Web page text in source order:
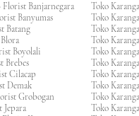
Florist Banjarnegara
Banyumas
Batang
Blora
Boyolali
Brebes
Cilacap
Demak
Grobogan
Jepara
Toko
Toko
Toko
Toko
Toko
Toko
Toko
Toko
Toko
Toko